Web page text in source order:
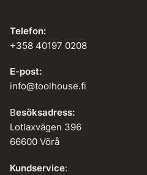
Telefon:
+358 40197 0208
E-post:
info@toolhouse.fi
Besöksadress:
Lotlaxvägen 396
66600 Vörå
Kundservice: